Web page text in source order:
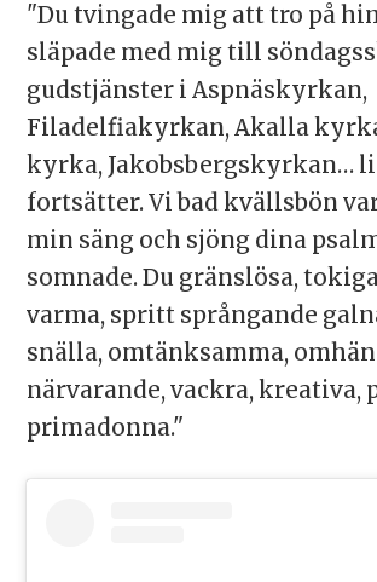
"Du tvingade mig att tro på
släpade med mig till
gudstjänster i Aspnäskyrkan,
Filadelfiakyrkan, Akalla
kyrka, Jakobsbergskyrkan…
fortsätter. Vi bad kvällsbön
min säng och sjöng dina
somnade. Du gränslösa,
varma, spritt språngande
snälla, omtänksamma,
närvarande, vackra, kreativa,
primadonna."